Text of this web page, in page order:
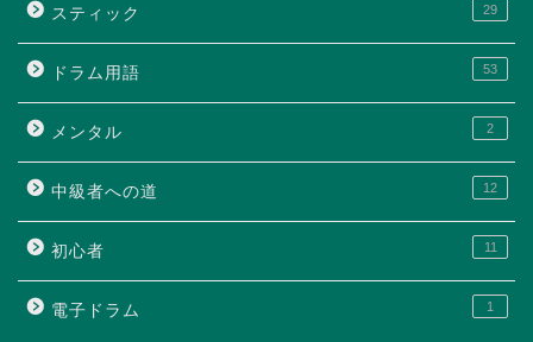
スティック 29
ドラム用語 53
メンタル 2
中級者への道 12
初心者 11
電子ドラム 1